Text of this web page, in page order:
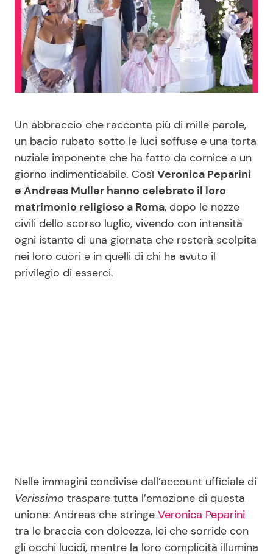
News Spettacolo
Benessere
Casa
Mondo Mamma
News benessere
Salute
Viaggi e Turismo
Cucina e Ricette
Consigli di Cucina
Le Ricette in TV
Primi Piatti
Ricette Facili e Veloci
Ricette Feste
Redazione
Contattaci
Pubblicità
Privacy Policy
Un abbraccio che racconta più di mille parole,
un bacio rubato sotto le luci soffuse e una torta
nuziale imponente che ha fatto da cornice a un
giorno indimenticabile. Così Veronica Peparini
e Andreas Muller hanno celebrato il loro
matrimonio religioso a Roma, dopo le nozze
civili dello scorso luglio, vivendo con intensità
ogni istante di una giornata che resterà scolpita
nei loro cuori e in quelli di chi ha avuto il
privilegio di esserci.
Nelle immagini condivise dall’account ufficiale di
Verissimo traspare tutta l’emozione di questa
unione: Andreas che stringe Veronica Peparini
tra le braccia con dolcezza, lei che sorride con
gli occhi lucidi, mentre la loro complicità illumina